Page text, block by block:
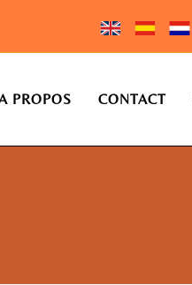
PROPOS CONTACT